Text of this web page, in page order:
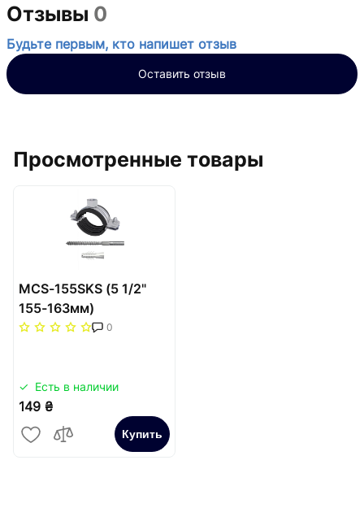
Отзывы 0
Будьте первым, кто напишет отзыв
Оставить отзыв
Просмотренные товары
MCS-155SKS (5 1/2"
155-163мм)
КОМПЛЕКТ хомут
0
Есть в наличии
149 ₴
Купить